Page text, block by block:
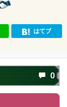
はてブ
0